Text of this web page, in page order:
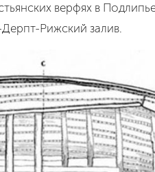
верфях в
Рижский залив.